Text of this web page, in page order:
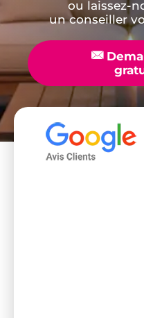
ou laissez-
un conseiller
📧